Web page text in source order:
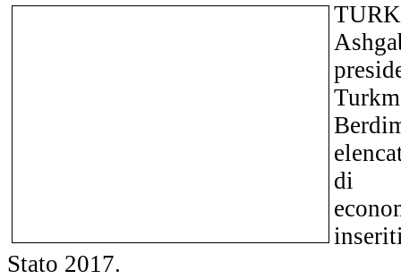
di
Stato 2017.